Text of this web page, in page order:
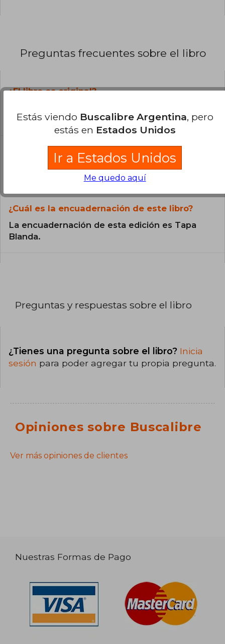
Preguntas frecuentes sobre el libro
¿El libro es original?
catálogo son Originales.
¿En qué Idioma está escrito el
El libro está escrito en Español.
¿Cuál es la encuadernación de este libro?
La encuadernación de esta edición es Tapa
Blanda.
Preguntas y respuestas sobre el libro
¿Tienes una pregunta sobre el libro? Inicia
sesión para poder agregar tu propia pregunta.
Opiniones sobre Buscalibre
Ver más opiniones de clientes
Nuestras Formas de Pago
Estás viendo Buscalibre Argentina, pero
estás en Estados Unidos
Ir a Estados Unidos
Me quedo aquí